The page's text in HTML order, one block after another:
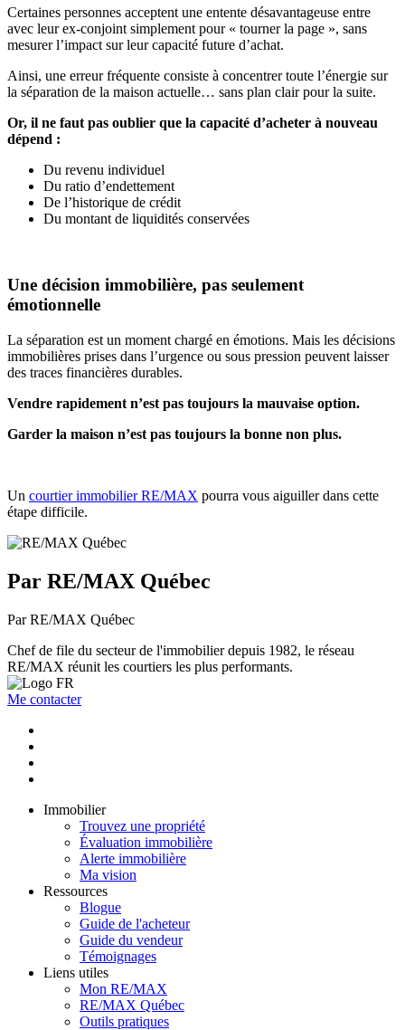
Certaines personnes acceptent une entente désavantageuse entre
avec leur ex-conjoint simplement pour « tourner la page », sans
mesurer l’impact sur leur capacité future d’achat.
Ainsi, une erreur fréquente consiste à concentrer toute l’énergie sur
la séparation de la maison actuelle… sans plan clair pour la suite.
Or, il ne faut pas oublier que la capacité d’acheter à nouveau
dépend :
Du revenu individuel
Du ratio d’endettement
De l’historique de crédit
Du montant de liquidités conservées
Une décision immobilière, pas seulement
émotionnelle
La séparation est un moment chargé en émotions. Mais les décisions
immobilières prises dans l’urgence ou sous pression peuvent laisser
des traces financières durables.
Vendre rapidement n’est pas toujours la mauvaise option.
Garder la maison n’est pas toujours la bonne non plus.
Un courtier immobilier RE/MAX pourra vous aiguiller dans cette
étape difficile.
Par RE/MAX Québec
Par RE/MAX Québec
Chef de file du secteur de l'immobilier depuis 1982, le réseau
RE/MAX réunit les courtiers les plus performants.
Me contacter
Immobilier
Trouvez une propriété
Évaluation immobilière
Alerte immobilière
Ma vision
Ressources
Blogue
Guide de l'acheteur
Guide du vendeur
Témoignages
Liens utiles
Mon RE/MAX
RE/MAX Québec
Outils pratiques